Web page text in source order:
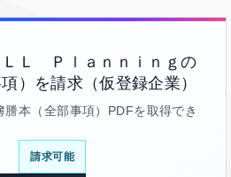
ＬＬ Ｐｌａｎｎｉｎｇの
）を請求（仮登録企業）
本（全部事項）PDFを取得でき
請求可能